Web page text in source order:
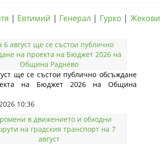
| Евтимий | Генерал | Гурко | Жекови
ще се състои публично обсъждане
на Бюджет 2026 на Община
10:36